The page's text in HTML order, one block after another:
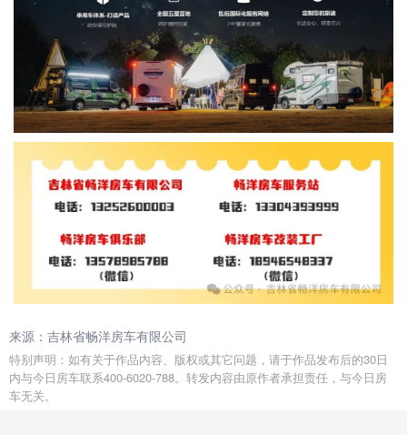
来源：吉林省畅洋房车有限公司
特别声明：如有关于作品内容、版权或其它问题，请于作品发布后的30日
内与今日房车联系400-6020-788。转发内容由原作者承担责任，与今日房
车无关。